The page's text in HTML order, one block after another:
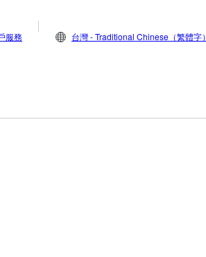
服務 台灣 - Traditional Chinese（繁體字）